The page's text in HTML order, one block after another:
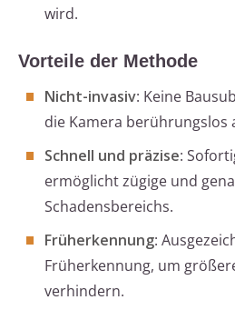
wird.
Vorteile der Methode
Nicht-invasiv: Keine
die Kamera berührungslos
Schnell und präzise:
ermöglicht zügige und
Schadensbereichs.
Früherkennung:
Früherkennung, um
verhindern.